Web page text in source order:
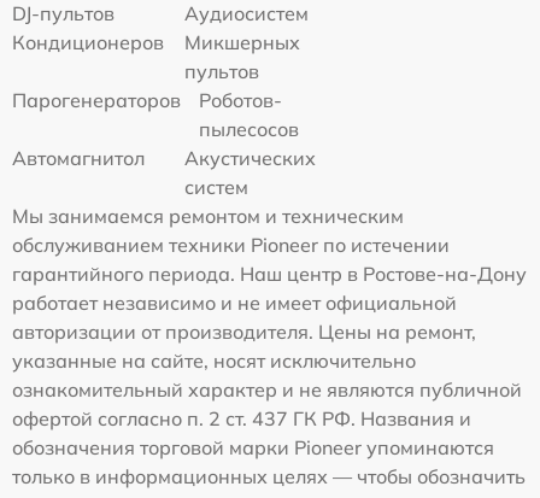
DJ-пультов
Аудиосистем
Кондиционеров
Микшерных
пультов
Парогенераторов
Роботов-
пылесосов
Автомагнитол
Акустических
систем
Мы занимаемся ремонтом и техническим
обслуживанием техники Pioneer по истечении
гарантийного периода. Наш центр в Ростове-на-Дону
работает независимо и не имеет официальной
авторизации от производителя. Цены на ремонт,
указанные на сайте, носят исключительно
ознакомительный характер и не являются публичной
офертой согласно п. 2 ст. 437 ГК РФ. Названия и
обозначения торговой марки Pioneer упоминаются
только в информационных целях — чтобы обозначить